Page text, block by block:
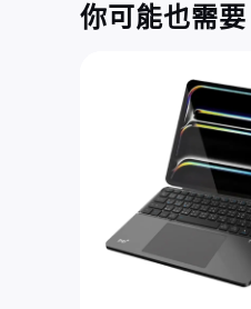
你可能也需要